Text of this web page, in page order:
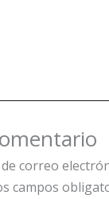
correo
campos